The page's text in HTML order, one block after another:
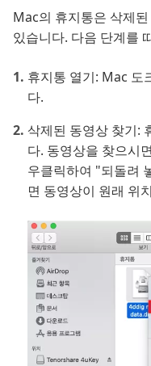
Mac의 휴지통은 삭제
있습니다. 다음 단계를
휴지통 열기: Mac 도
다.
삭제된 동영상 찾기:
다. 동영상을 찾으시
우클릭하여 "되돌려
면 동영상이 원래 위